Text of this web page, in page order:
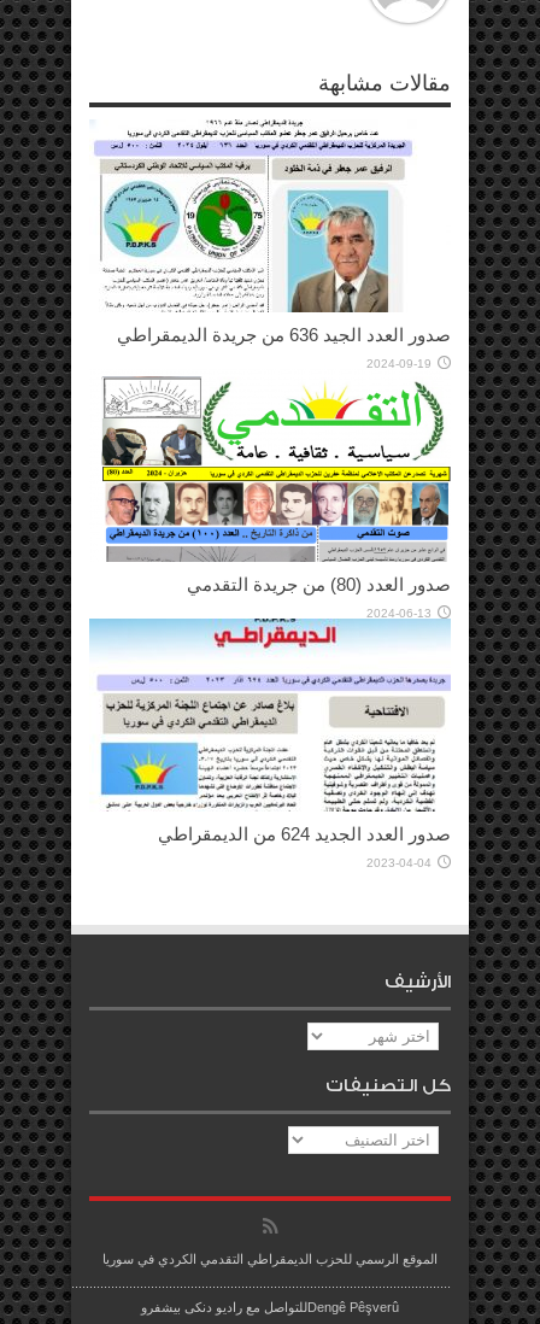
مقالات مشابهة
صدور العدد الجيد 636 من جريدة الديمقراطي
2024-09-19
صدور العدد (80) من جريدة التقدمي
2024-06-13
صدور العدد الجديد 624 من الديمقراطي
2023-04-04
الأرشيف
الأرشيف
كل التصنيفات
كل
التصنيفات
الموقع الرسمي للحزب الديمقراطي التقدمي الكردي في سوريا
Dengê Pêşverûللتواصل مع راديو دنكى بيشفرو